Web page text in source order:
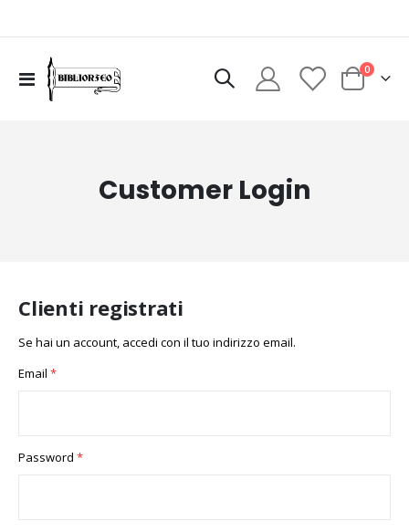
Toggle
Nav
Cart
0elementi
Customer Login
Clienti registrati
Se hai un account, accedi con il tuo indirizzo email.
Email
Password